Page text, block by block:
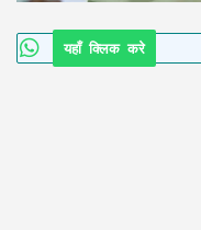
यहाँ क्लिक करे